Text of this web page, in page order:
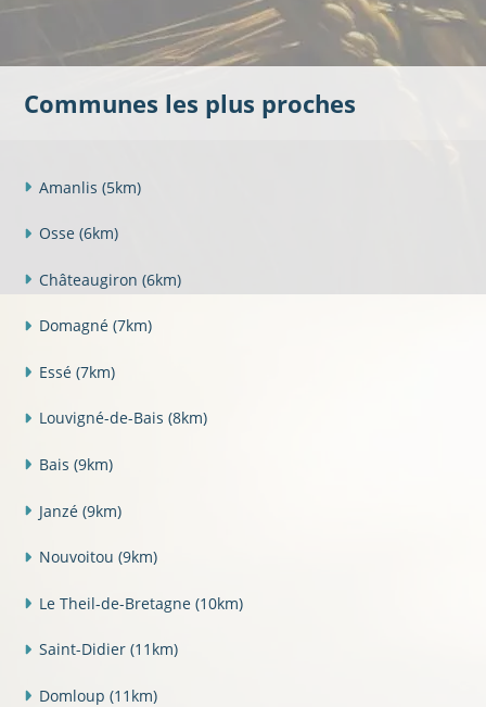
Communes les plus proches
Amanlis (5km)
Osse (6km)
Châteaugiron (6km)
Domagné (7km)
Essé (7km)
Louvigné-de-Bais (8km)
Bais (9km)
Janzé (9km)
Nouvoitou (9km)
Le Theil-de-Bretagne (10km)
Saint-Didier (11km)
Domloup (11km)